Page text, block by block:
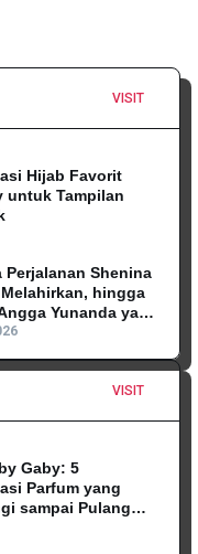
VISIT
Hijab Favorit
untuk Tampilan
Perjalanan Shenina
hingga
Yunanda yang
VISIT
Gaby: 5
Parfum yang
sampai Pulang